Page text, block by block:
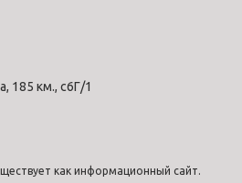
185 км., с6Г/1
как информационный сайт.